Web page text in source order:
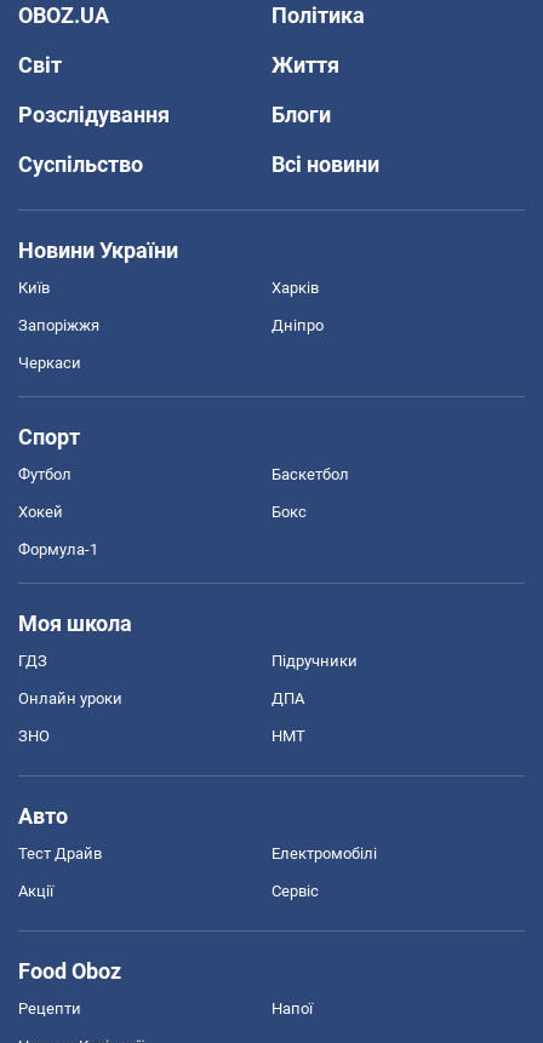
OBOZ.UA
Політика
Світ
Життя
Розслідування
Блоги
Суспільство
Всі новини
Новини України
Київ Харків
Запоріжжя Дніпро
Черкаси
Спорт
Футбол Баскетбол
Хокей Бокс
Формула-1
Моя школа
ГДЗ Підручники
Онлайн уроки ДПА
ЗНО НМТ
Авто
Тест Драйв Електромобілі
Акції Сервіс
Food Oboz
Рецепти Напої